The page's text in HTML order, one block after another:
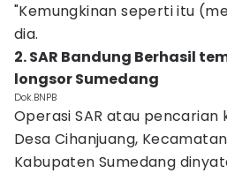
"Kemungkinan seperti itu
dia.
2. SAR Bandung Berhasil
longsor Sumedang
Dok.BNPB
Operasi SAR atau pencarian
Desa Cihanjuang,
Kabupaten Sumedang